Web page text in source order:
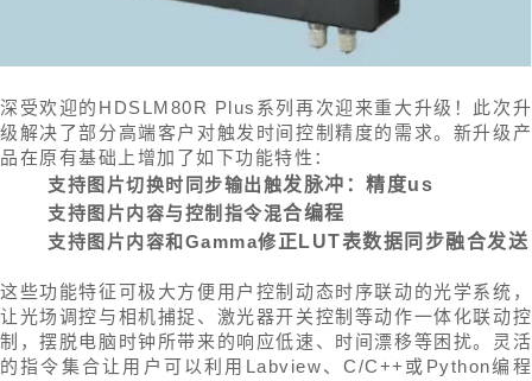
深受欢迎的HDSLM80R Plus系列再次迎来重大升级！此次升
级解决了部分高端客户对触发时间控制精度的需求。新升级产
品在原有基础上增加了如下功能特性：
支持图片切换时同步输出触发脉冲 ：精度us
支持图片内容与控制指令混合编程
支持图片内容和Gamma修正 LUT表数据同步融合发送
这些功能特征可极大方便用户控制动态时序联动的光学系统，
让光场调控与相机捕捉、激光器开关控制等动作一体化联动控
制，摆脱电脑时钟所带来的响应低速、时间漂移等困扰。灵活
的指令集合让用户可以利用Labview、C/C++或Python编程